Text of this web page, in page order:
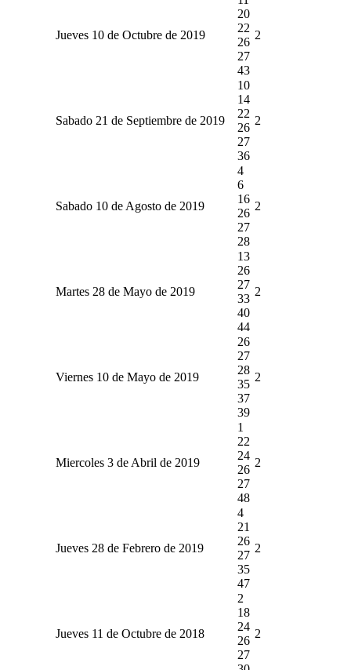
Jueves 10 de Octubre de 2019
20
22
26
27
43
2
Sabado 21 de Septiembre de 2019
10
14
22
26
27
36
2
Sabado 10 de Agosto de 2019
4
6
16
26
27
28
2
Martes 28 de Mayo de 2019
13
26
27
33
40
44
2
Viernes 10 de Mayo de 2019
26
27
28
35
37
39
2
Miercoles 3 de Abril de 2019
1
22
24
26
27
48
2
Jueves 28 de Febrero de 2019
4
21
26
27
35
47
2
Jueves 11 de Octubre de 2018
2
18
24
26
27
2